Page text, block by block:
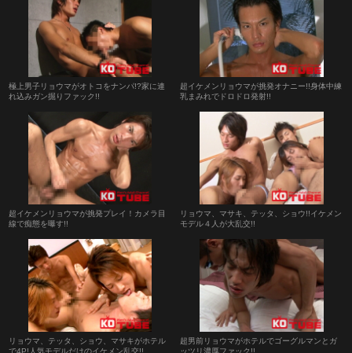
極上男子リョウマがオトコをナンパ!?家に連
れ込みガン掘りファック!!
超イケメンリョウマが挑発オナニー!!身体中練
乳まみれでドロドロ発射!!
超イケメンリョウマが挑発プレイ！カメラ目
線で痴態を曝す!!
リョウマ、マサキ、テッタ、ショウ!!イケメン
モデル４人が大乱交!!
リョウマ、テッタ、ショウ、マサキがホテル
で4P!人気モデルだけのイケメン乱交!!
超男前リョウマがホテルでゴーグルマンとガ
ッツリ濃厚ファック!!